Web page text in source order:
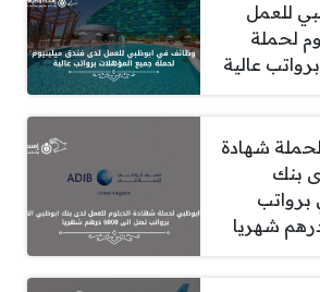
للعمل
لحملة
عالية
شهادة
بنك
برواتب